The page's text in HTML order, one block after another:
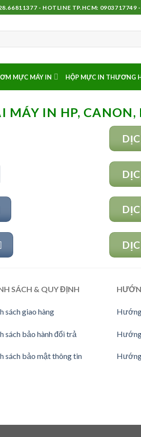
- HOTLINE TP.HCM: 0903717749
MỰC MÁY IN HỘP MỰC IN THƯƠNG
MÁY IN HP, CANON,
SÁCH & QUY ĐỊNH
sách giao hàng
sách bảo hành đổi trả
sách bảo mật thông tin